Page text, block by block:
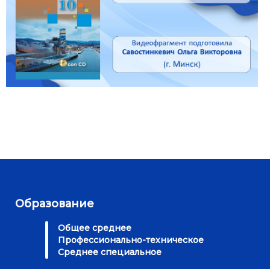
Образование
Общее среднее
Профессионально-техническое
Среднее специальное